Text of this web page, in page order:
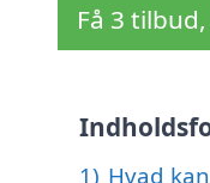
Få 3
1) Hvad